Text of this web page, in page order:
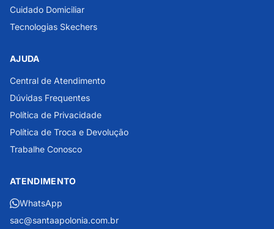
Cuidado Domiciliar
Tecnologias Skechers
AJUDA
Central de Atendimento
Dúvidas Frequentes
Política de Privacidade
Política de Troca e Devolução
Trabalhe Conosco
ATENDIMENTO
WhatsApp
sac@santaapolonia.com.br